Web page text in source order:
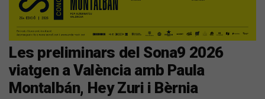
Les preliminars del Sona9 2026
viatgen a València amb Paula
Montalbán, Hey Zuri i Bèrnia